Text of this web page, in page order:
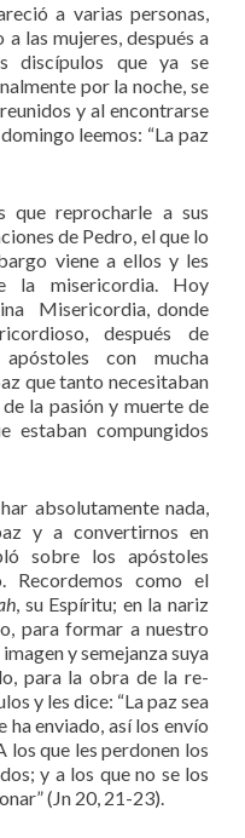
a varias personas,
las mujeres, después a
discípulos que ya se
por la noche, se
y al encontrarse
leemos: “La paz
que reprocharle a sus
de Pedro, el que lo
viene a ellos y les
la misericordia. Hoy
Misericordia, donde
después de
con mucha
que tanto necesitaban
la pasión y muerte de
estaban compungidos
absolutamente nada,
y a convertirnos en
sobre los apóstoles
Recordemos como el
, su Espíritu; en la nariz
para formar a nuestro
y semejanza suya
para la obra de la re-
y les dice: “La paz sea
enviado, así los envío
los que les perdonen los
y a los que no se los
(Jn 20, 21-23).